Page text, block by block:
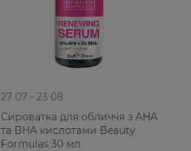
27 07 - 23 08
Сироватка для обличчя з AHA
та BHA кислотами Beauty
Formulas 30 мл